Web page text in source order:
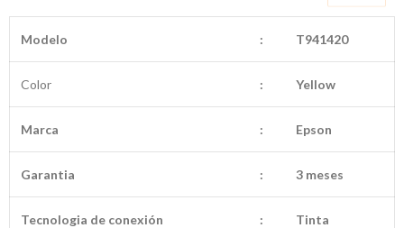
Modelo : T941420
Color : Yellow
Marca : Epson
Garantia : 3 meses
Tecnologia de conexión : Tinta